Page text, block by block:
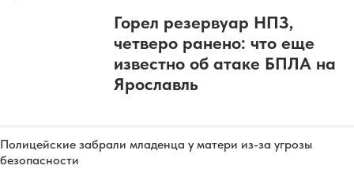
Горел резервуар НПЗ,
четверо ранено: что еще
известно об атаке БПЛА на
Ярославль
Полицейские забрали младенца у матери из-за угрозы
безопасности